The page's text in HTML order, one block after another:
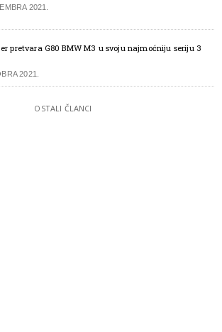
2021.
pretvara G80 BMW M3 u svoju najmoćniju seriju 3
2021.
OSTALI ČLANCI